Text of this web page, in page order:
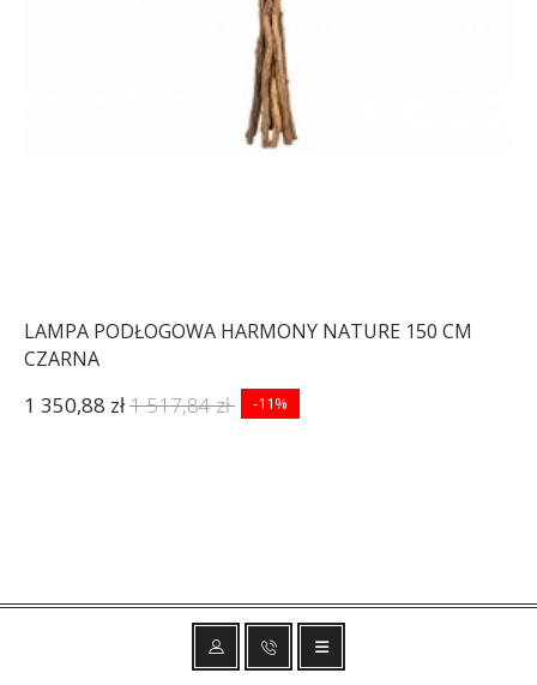
LAMPA PODŁOGOWA HARMONY NATURE 150 CM
CZARNA
1 350,88 zł1 517,84 zł -11%